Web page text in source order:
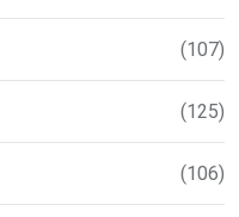
(107)
(125)
(106)